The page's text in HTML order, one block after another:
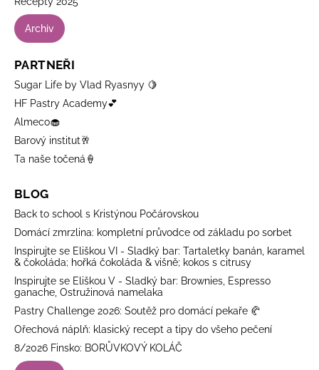
Archiv
PARTNEŘI
Sugar Life by Vlad Ryasnyy 🍋
HF Pastry Academy💕
Almeco🧁
Barový institut🥂
Ta naše točená🍦
BLOG
Back to school s Kristýnou Počárovskou
Domácí zmrzlina: kompletní průvodce od základu po sorbet
Inspirujte se Eliškou VI - Sladký bar: Tartaletky banán, karamel
& čokoláda; hořká čokoláda & višně; kokos s citrusy
Inspirujte se Eliškou V - Sladký bar: Brownies, Espresso
ganache, Ostružinová namelaka
Pastry Challenge 2026: Soutěž pro domácí pekaře 🥐
Ořechová náplň: klasický recept a tipy do všeho pečení
8/2026 Finsko: BORŮVKOVÝ KOLÁČ